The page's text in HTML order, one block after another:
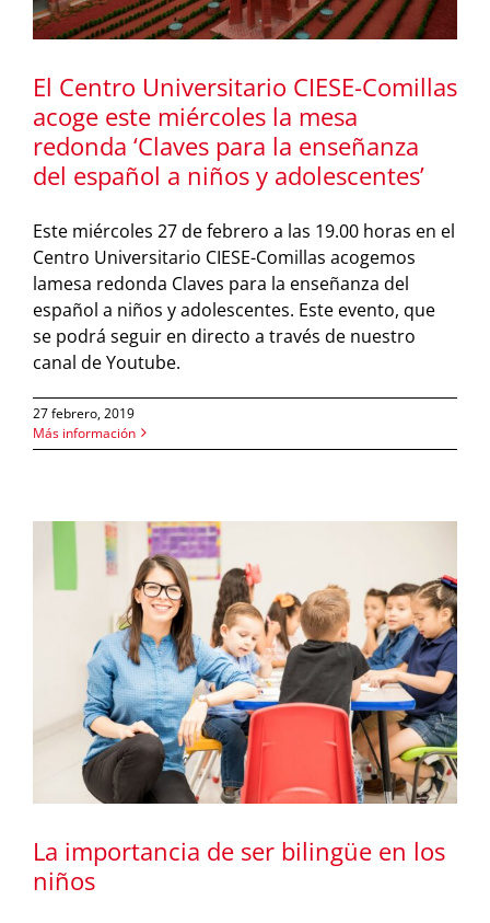
El Centro Universitario CIESE-Comillas
acoge este miércoles la mesa
redonda ‘Claves para la enseñanza
del español a niños y adolescentes’
Este miércoles 27 de febrero a las 19.00 horas en el
Centro Universitario CIESE-Comillas acogemos
lamesa redonda Claves para la enseñanza del
español a niños y adolescentes. Este evento, que
se podrá seguir en directo a través de nuestro
canal de Youtube.
27 febrero, 2019
Más información
La importancia de ser bilingüe en los
niños